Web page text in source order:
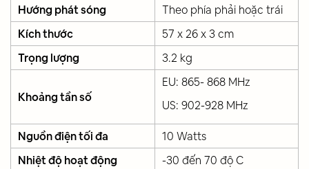
Hướng phát sóng
Theo phía phải hoặc trái
Kích thước
57 x 26 x 3 cm
Trọng lượng
3.2 kg
Khoảng tần số
EU: 865- 868 MHz
US: 902-928 MHz
Nguồn điện tối đa
10 Watts
Nhiệt độ hoạt động
-30 đến 70 độ C